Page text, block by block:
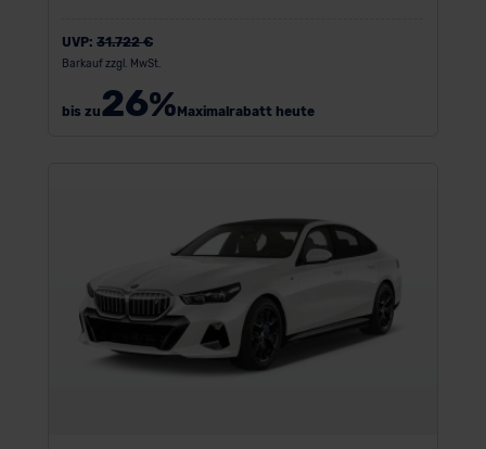
UVP: 31.722 €
Barkauf zzgl. MwSt.
bis zu26%Maximalrabatt heute